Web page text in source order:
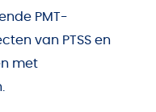
PMT-
van PTSS en
met